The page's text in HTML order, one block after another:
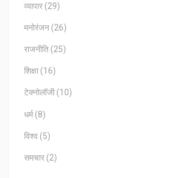
व्यापार (29)
मनोरंजन (26)
राजनीति (25)
शिक्षा (16)
टेक्नोलॉजी (10)
धर्म (8)
विश्व (5)
समचार (2)